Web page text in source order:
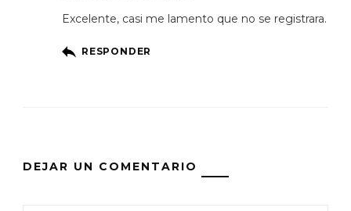
Excelente, casi me lamento que no se registrara.
RESPONDER
DEJAR UN COMENTARIO